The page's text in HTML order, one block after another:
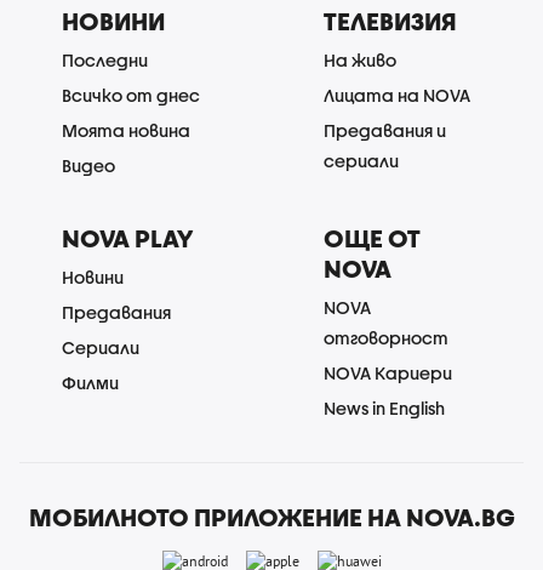
НОВИНИ
Последни
Всичко от днес
Моята новина
Видео
ТЕЛЕВИЗИЯ
На живо
Лицата на NOVA
Предавания и
сериали
NOVA PLAY
Новини
Предавания
Сериали
Филми
ОЩЕ ОТ
NOVA
NOVA
отговорност
NOVA Кариери
News in English
МОБИЛНОТО ПРИЛОЖЕНИЕ НА NOVA.BG